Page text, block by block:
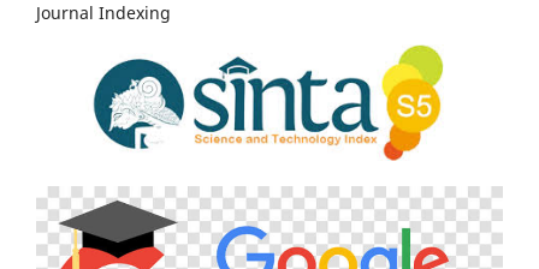
Journal Indexing